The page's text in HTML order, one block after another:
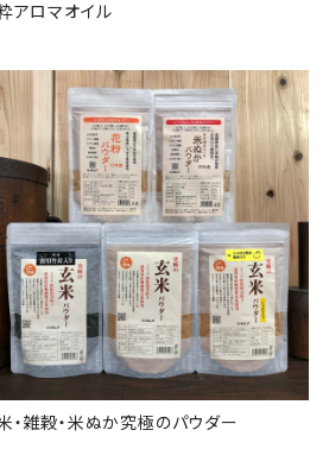
アロマオイル
・雑穀・米ぬか究極のパウダー